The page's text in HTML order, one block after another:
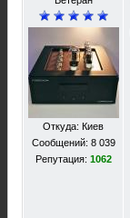
Откуда: Киев
Сообщений: 8 039
Репутация: 1062